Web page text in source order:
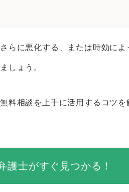
したいとき
らに悪化する、または時効によ
しょう。
料相談を上手に活用するコツを
護士がすぐ見つかる！